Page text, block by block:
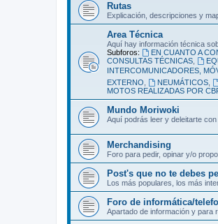
Rutas
Explicación, descripciones y
Area Técnica
Aquí hay información técnica
Subforos:
EN CUANTO A
CONSULTAS TÉCNICAS
INTERCOMUNICADORES,
EXTERNO
NEUMÁTICOS,
MOTOS REALIZADAS POR
Mundo Moriwoki
Aquí podrás leer y deleitarte
Merchandising
Foro para pedir, opinar y/o
Post's que no te debes
Los más populares, los más
Foro de informática/
Apartado de información y para